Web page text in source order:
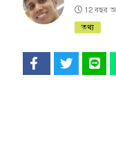
12 বছর
তথ্য